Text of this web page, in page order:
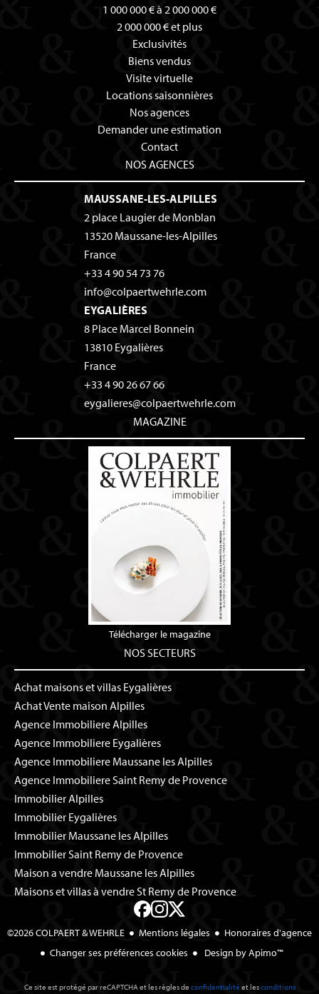
1 000 000 € à 2 000 000 €
2 000 000 € et plus
Exclusivités
Biens vendus
Visite virtuelle
Locations saisonnières
Nos agences
Demander une estimation
Contact
NOS AGENCES
MAUSSANE-LES-ALPILLES
2 place Laugier de Monblan
13520Maussane-les-Alpilles
France
+33 4 90 54 73 76
info@colpaertwehrle.com
EYGALIÈRES
8 Place Marcel Bonnein
13810Eygalières
France
+33 4 90 26 67 66
eygalieres@colpaertwehrle.com
MAGAZINE
Télécharger le magazine
NOS SECTEURS
Achat maisons et villas Eygalières
Achat Vente maison Alpilles
Agence Immobiliere Alpilles
Agence Immobiliere Eygalières
Agence Immobiliere Maussane les Alpilles
Agence Immobiliere Saint Remy de Provence
Immobilier Alpilles
Immobilier Eygalières
Immobilier Maussane les Alpilles
Immobilier Saint Remy de Provence
Maison a vendre Maussane les Alpilles
Maisons et villas à vendre St Remy de Provence
©2026 COLPAERT & WEHRLE Mentions légales
Honoraires d'agence
Changer ses préférences cookies
Design byApimo™
Ce site est protégé par reCAPTCHA et les règles de confidentialité et lesconditions